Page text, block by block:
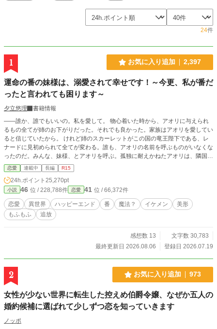
24件
1 お気に入り追加 2,397
運命の番の妹様は、溺愛されて幸せです！～今更、私が番だ
ったと言われても困ります～
夕立悠理
書籍情報
――誰か、誰でもいいの。私を愛して。 物心着いた時から、アオリに与えられ
るもの全てが姉のお下がりだった。それでも良かった。家族はアオリを愛してい
ると信じていたから。 けれど姉のスカーレットがこの国の竜王陛下である、レ
ナードに見初められて全てが変わる。誰も、アオリの名前を呼ぶものがいなくな
ったのだ。みんな、妹様、とアオリを呼ぶ。孤独に耐えかねたアオリは、隣国へ
と旅にでることにした。──そこで、自分の本当の運命が待っているとも、知ら
ずに。 ※以前投稿していた「竜王陛下の番……の妹様は、隣国で溺愛される」
のリメイクです。
恋愛 連載中 長編 R15
24h.ポイント 25,270pt
小説 46 位 / 228,788件 恋愛 41 位 / 66,372件
恋愛 異世界 ハッピーエンド 番 魔法？ イケメン
美形
もふもふ
追放
感想数 13
文字数 30,783
最終更新日 2026.08.06
登録日 2026.07.19
2 お気に入り追加 973
女性が少ない世界に転生した控えめ伯爵令嬢、なぜか五人の
婚約候補に選ばれて少しずつ恋を知っていきます
ノッポ